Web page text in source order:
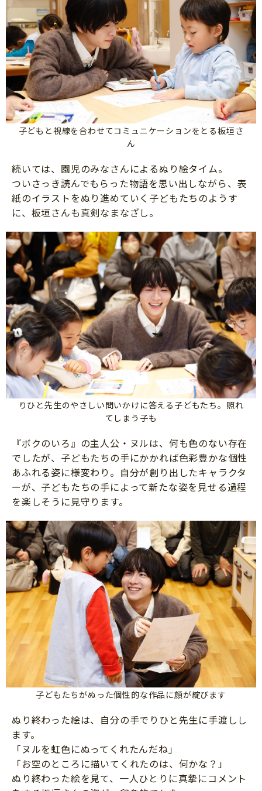
子どもと視線を合わせてコミュニケーションをとる板垣さ
ん
続いては、園児のみなさんによるぬり絵タイム。
ついさっき読んでもらった物語を思い出しながら、表
紙のイラストをぬり進めていく子どもたちのようす
に、板垣さんも真剣なまなざし。
りひと先生のやさしい問いかけに答える子どもたち。照れ
てしまう子も
『ボクのいろ』の主人公・ヌルは、何も色のない存在
でしたが、子どもたちの手にかかれば色彩豊かな個性
あふれる姿に様変わり。自分が創り出したキャラクタ
ーが、子どもたちの手によって新たな姿を見せる過程
を楽しそうに見守ります。
子どもたちがぬった個性的な作品に顔が綻びます
ぬり終わった絵は、自分の手でりひと先生に手渡しし
ます。
「ヌルを虹色にぬってくれたんだね」
「お空のところに描いてくれたのは、何かな？」
ぬり終わった絵を見て、一人ひとりに真摯にコメント